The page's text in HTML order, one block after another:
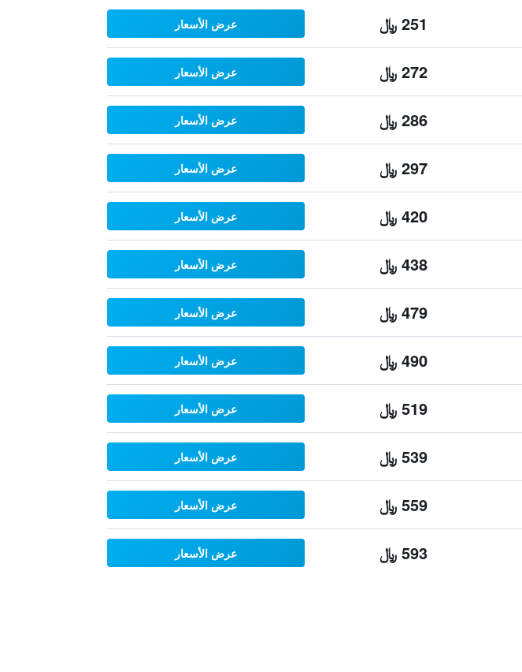
251 ﷼ عرض الأسعار
272 ﷼ عرض الأسعار
286 ﷼ عرض الأسعار
297 ﷼ عرض الأسعار
420 ﷼ عرض الأسعار
438 ﷼ عرض الأسعار
479 ﷼ عرض الأسعار
490 ﷼ عرض الأسعار
519 ﷼ عرض الأسعار
539 ﷼ عرض الأسعار
559 ﷼ عرض الأسعار
593 ﷼ عرض الأسعار